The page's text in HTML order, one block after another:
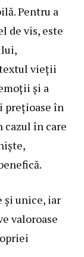
Pentru a
de vis, este
vieții
și a
prețioase în
în care
și unice, iar
valoroase